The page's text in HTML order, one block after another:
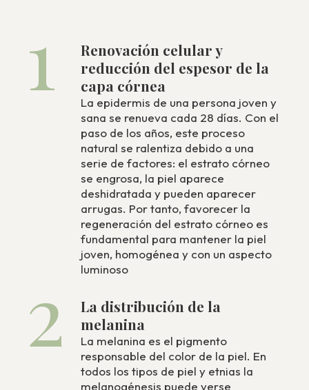
1
Renovación celular y
reducción del espesor de la
capa córnea
La epidermis de una persona joven y
sana se renueva cada 28 días. Con el
paso de los años, este proceso
natural se ralentiza debido a una
serie de factores: el estrato córneo
se engrosa, la piel aparece
deshidratada y pueden aparecer
arrugas. Por tanto, favorecer la
regeneración del estrato córneo es
fundamental para mantener la piel
joven, homogénea y con un aspecto
luminoso
2
La distribución de la
melanina
La melanina es el pigmento
responsable del color de la piel. En
todos los tipos de piel y etnias la
melanogénesis puede verse